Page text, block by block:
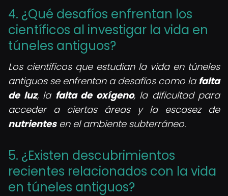
4. ¿Qué desafíos enfrentan los
científicos al investigar la vida en
túneles antiguos?
Los científicos que estudian la vida en túneles
antiguos se enfrentan a desafíos como la falta
de luz, la falta de oxígeno, la dificultad para
acceder a ciertas áreas y la escasez de
nutrientesen el ambiente subterráneo.
5. ¿Existen descubrimientos
recientes relacionados con la vida
en túneles antiguos?